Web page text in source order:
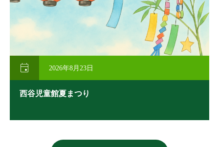
 2026年8月23日
西谷児童館夏まつり